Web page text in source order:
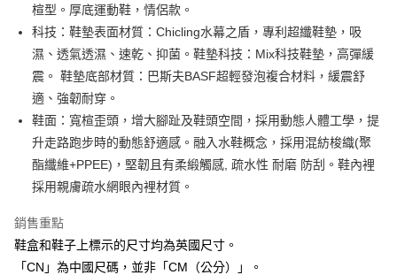
上海商業儲蓄銀行
國泰世華商業銀行
兆豐國際商業銀行
臺灣中小企業銀行
台中商業銀行
匯豐（台灣）商業銀行
華泰商業銀行
聯邦商業銀行
遠東國際商業銀行
元大商業銀行
玉山商業銀行
星展（台灣）商業銀行
台新國際商業銀行
中國信託商業銀行
台灣樂天信用卡公司
街口支付
AFTEE先享後付
相關說明
AFTEE先享後付是「在收到商品之後才付款」的支付方式。 讓您購物簡單
便利好安心！
１．簡單：不需註冊會員、不需綁卡、不需儲值。
２．便利：只要手機號碼，簡訊認證，即可結帳。
３．安心：先確認商品／服務後，再付款。
１．於結帳方式選擇「AFTEE先享後付」後，將跳轉至「AFTEE先享後付」
結帳頁面，進行簡訊認證並確認金額後，即可完成結帳。
２．訂單成立數日內，您將收到繳費通知簡訊。
３．收到繳費通知簡訊後14天內，點擊此簡訊中的連結，可透過四大超商／
ATM付款
運送方式
付款後全家取貨
每筆NT$80，滿NT$1,000(含以上)免運費
付款後萊爾富取貨
每筆NT$80，滿NT$1,000(含以上)免運費
楦型。厚底運動鞋，情侶款。
科技：鞋墊表面材質：Chicling水幕之盾，專利超纖鞋墊，吸
濕、透氣透濕、速乾、抑菌。鞋墊科技：Mix科技鞋墊，高彈緩
震。 鞋墊底部材質：巴斯夫BASF超輕發泡複合材料，緩震舒
適、強韌耐穿。
鞋面：寬楦歪頭，增大腳趾及鞋頭空間，採用動態人體工學，提
升走路跑步時的動態舒適感。融入水鞋概念，採用混紡梭織(聚
酯纖維+PPEE)，堅韌且有柔緞觸感, 疏水性 耐磨 防刮。鞋內裡
採用親膚疏水網眼內裡材質。
銷售重點
鞋盒和鞋子上標示的尺寸均為英國尺寸。
「CN」為中國尺碼，並非「CM（公分）」。